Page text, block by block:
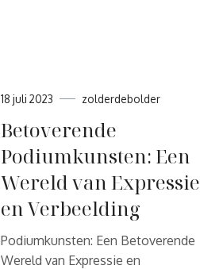
18 juli 2023 zolderdebolder
Betoverende
Podiumkunsten: Een
Wereld van Expressie
en Verbeelding
Podiumkunsten: Een Betoverende
Wereld van Expressie en